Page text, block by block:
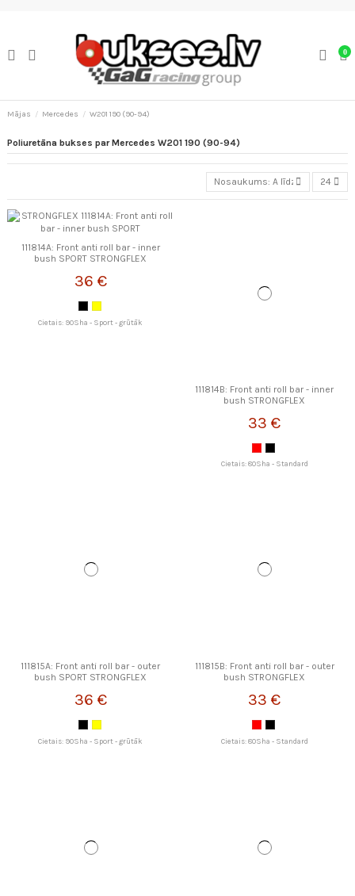
0
Mājas Mercedes W201 190 (90-94)
Poliuretāna bukses par Mercedes W201 190 (90-94)
Nosaukums: A līdz Z 24
111814A: Front anti roll bar - inner
bush SPORT STRONGFLEX
36 €
Cietais: 90Sha - Sport - grūtāk
111814B: Front anti roll bar - inner
bush STRONGFLEX
33 €
Cietais: 80Sha - Standard
111815A: Front anti roll bar - outer
bush SPORT STRONGFLEX
36 €
Cietais: 90Sha - Sport - grūtāk
111815B: Front anti roll bar - outer
bush STRONGFLEX
33 €
Cietais: 80Sha - Standard